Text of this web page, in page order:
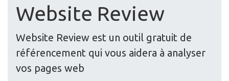
Website Review
Website Review est un outil gratuit de
référencement qui vous aidera à analyser
vos pages web